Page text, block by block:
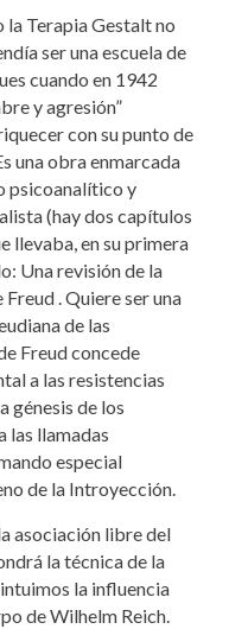
la Terapia Gestalt no
ser una escuela de
cuando en 1942
y agresión”
con su punto de
una obra enmarcada
psicoanalítico y
(hay dos capítulos
llevaba, en su primera
Una revisión de la
. Quiere ser una
de las
Freud concede
a las resistencias
génesis de los
las llamadas
especial
de la Introyección.
asociación libre del
la técnica de la
la influencia
de Wilhelm Reich.